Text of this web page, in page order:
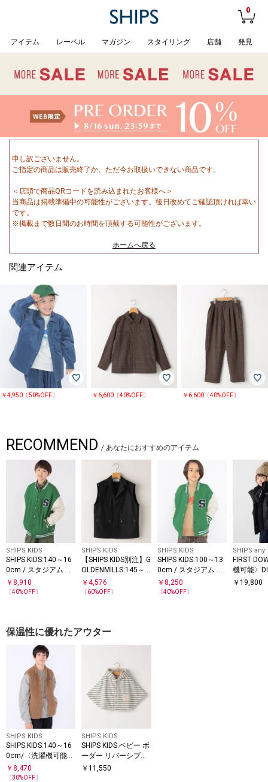
0
アイテム レーベル マガジン スタイリング 店舗 発見
申し訳ございません。
ご指定の商品は販売終了か、ただ今お取扱いできない商品です。
＜店頭で商品QRコードを読み込まれたお客様へ＞
当商品は掲載準備中の可能性がございます。後日改めてご確認頂ければ幸い
です。
※掲載まで数日間のお時間を頂戴する可能性がございます。
ホームへ戻る
関連アイテム
￥4,950〔50%OFF〕 ￥6,600〔40%OFF〕 ￥6,600〔40%OFF〕
RECOMMEND / あなたにおすすめのアイテム
SHIPS KIDS
SHIPS KIDS:140～16
0cm / スタジアム ジ
ャケット
￥ 8,910
〔40%OFF〕
SHIPS KIDS
【SHIPS KIDS別注】G
OLDENMILLS:145～1
70cm / ミリタリー
ベスト
￥4,576
〔 60%OFF〕
SHIPS KIDS
SHIPS KIDS:100～13
0cm / スタジアム ジ
ャケット
￥ 8,250
〔40%OFF〕
SHIPS any
FIRST
機可能〉
URI ラッ
￥19,800
保温性に優れたアウター
SHIPS KIDS
SHIPS KIDS:140～16
0cm/〈洗濯機可能〉
ボア リバーシブル ベ
スト
￥ 8,470
〔30%OFF〕
SHIPS KIDS
SHIPS KIDS:ベビー ボ
ーダー リバーシブル
ボア ポンチョ
￥11,550